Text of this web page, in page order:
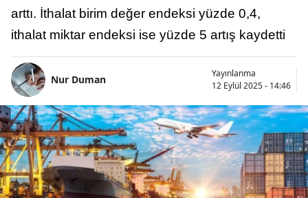
arttı. İthalat birim değer endeksi yüzde 0,4,
ithalat miktar endeksi ise yüzde 5 artış kaydetti
Nur Duman
Yayınlanma
12 Eylül 2025 - 14:46